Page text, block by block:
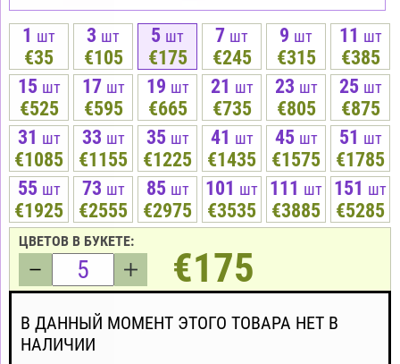
1 шт
€35
3 шт
€105
5 шт
€175
7 шт
€245
9 шт
€315
11 шт
€385
15 шт
€525
17 шт
€595
19 шт
€665
21 шт
€735
23 шт
€805
25 шт
€875
31 шт
€1085
33 шт
€1155
35 шт
€1225
41 шт
€1435
45 шт
€1575
51 шт
€1785
55 шт
€1925
73 шт
€2555
85 шт
€2975
101 шт
€3535
111 шт
€3885
151 шт
€5285
ЦВЕТОВ В БУКЕТЕ:
€175
В ДАННЫЙ МОМЕНТ ЭТОГО ТОВАРА НЕТ В
НАЛИЧИИ